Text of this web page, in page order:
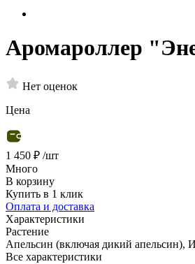
Аромароллер
Нет оценок
Цена
1 450 ₽ /шт
Много
В корзину
Купить в 1 клик
Оплата и доставка
Характеристики
Растение
Апельсин (включая дикий апельсин),
Все характеристики